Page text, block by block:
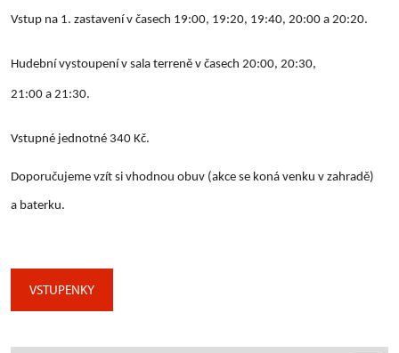
Vstup na 1. zastavení v časech 19:00, 19:20, 19:40, 20:00 a 20:20.
Hudební vystoupení v sala terreně v časech 20:00, 20:30,
21:00 a 21:30.
Vstupné jednotné 340 Kč.
Doporučujeme vzít si vhodnou obuv (akce se koná venku v zahradě)
a baterku.
VSTUPENKY